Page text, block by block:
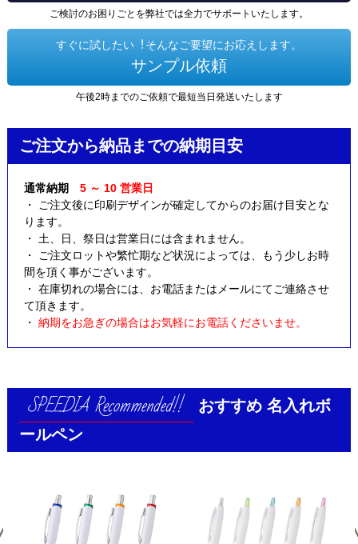
ご検討のお困りごとを弊社では全力でサポートいたします。
すぐに試したい︕そんなご要望にお応えします。
サンプル依頼
午後2時までのご依頼で最短当日発送いたします
ご注文から納品までの納期目安
通常納期 5 ～ 10 営業日
・ ご注文後に印刷デザインが確定してからのお届け目安とな
ります。
・ 土、日、祭日は営業日には含まれません。
・ ご注文ロットや繁忙期など状況によっては、もう少しお時
間を頂く事がございます。
・ 在庫切れの場合には、お電話またはメールにてご連絡させ
て頂きます。
・ 納期をお急ぎの場合はお気軽にお電話くださいませ。
おすすめ 名入れボ
ールペン